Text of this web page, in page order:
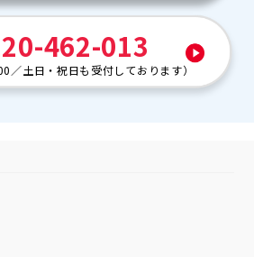
462-013
／土日・祝日も受付しております）